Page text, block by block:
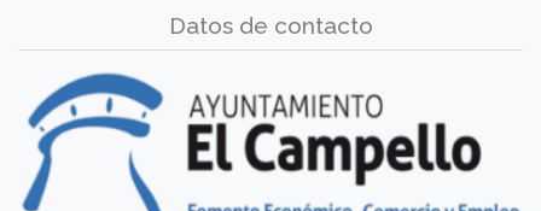
Datos de contacto